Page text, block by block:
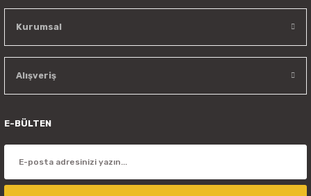
Kurumsal
Alışveriş
E-BÜLTEN